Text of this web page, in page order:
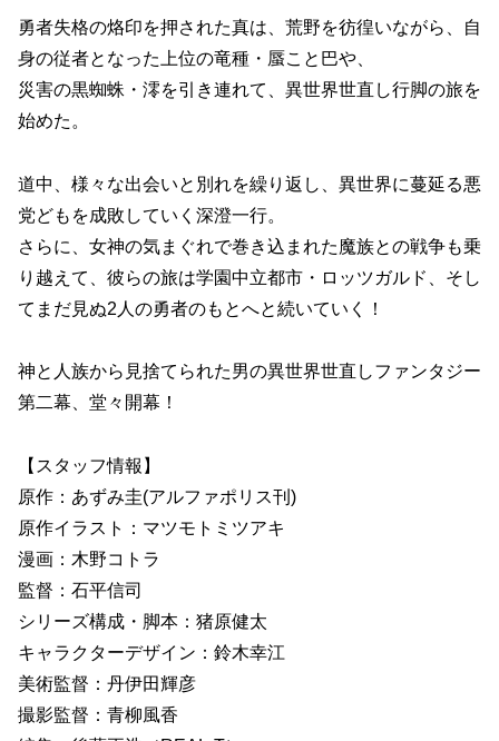
勇者失格の烙印を押された真は、荒野を彷徨いながら、自
身の従者となった上位の竜種・蜃こと巴や、
災害の黒蜘蛛・澪を引き連れて、異世界世直し行脚の旅を
始めた。
道中、様々な出会いと別れを繰り返し、異世界に蔓延る悪
党どもを成敗していく深澄一行。
さらに、女神の気まぐれで巻き込まれた魔族との戦争も乗
り越えて、彼らの旅は学園中立都市・ロッツガルド、そし
てまだ見ぬ2人の勇者のもとへと続いていく！
神と人族から見捨てられた男の異世界世直しファンタジー
第二幕、堂々開幕！
【スタッフ情報】
原作：あずみ圭(アルファポリス刊)
原作イラスト：マツモトミツアキ
漫画：木野コトラ
監督：石平信司
シリーズ構成・脚本：猪原健太
キャラクターデザイン：鈴木幸江
美術監督：丹伊田輝彦
撮影監督：青柳風香